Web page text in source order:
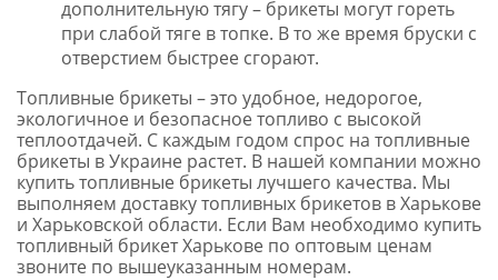
дополнительную тягу – брикеты могут гореть
при слабой тяге в топке. В то же время бруски с
отверстием быстрее сгорают.
Топливные брикеты – это удобное, недорогое,
экологичное и безопасное топливо с высокой
теплоотдачей. С каждым годом спрос на топливные
брикеты в Украине растет. В нашей компании можно
купить топливные брикеты лучшего качества. Мы
выполняем доставку топливных брикетов в Харькове
и Харьковской области. Если Вам необходимо купить
топливный брикет Харькове по оптовым ценам
звоните по вышеуказанным номерам.